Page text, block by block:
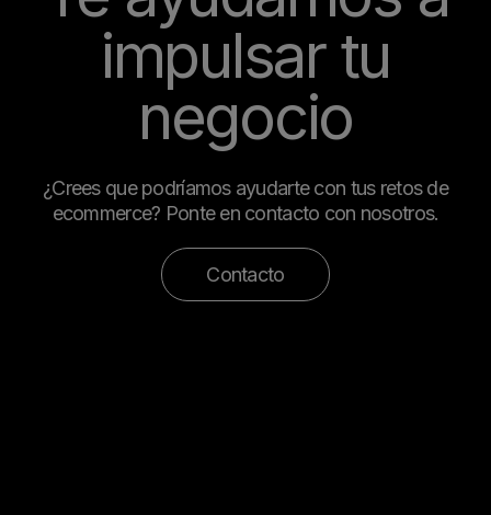
impulsar tu
negocio
¿Crees que podríamos ayudarte con tus retos de
ecommerce? Ponte en contacto con nosotros.
Contacto